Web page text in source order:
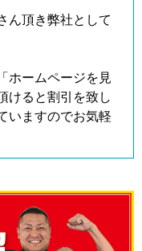
ん頂き弊社として
ホームページを見
けると割引を致し
いますのでお気軽